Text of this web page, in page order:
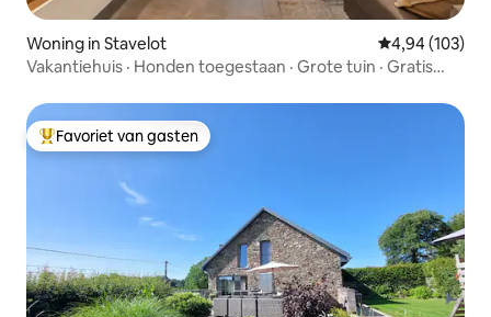
Woning in Stavelot Gemiddelde
4,94 (103)
Vakantiehuis · Honden toegestaan · Grote tuin · Gratis
Topfavoriet van gasten
Favoriet van gasten